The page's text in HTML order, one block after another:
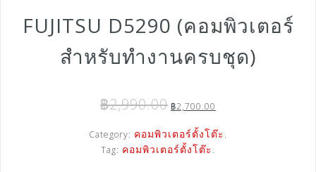
FUJITSU D5290 (คอมพิวเตอร์
สำหรับทำงานครบชุด)
฿2,990.00 ฿2,700.00
Category: คอมพิวเตอร์ตั้งโต๊ะ.
Tag: คอมพิวเตอร์ตั้งโต๊ะ.